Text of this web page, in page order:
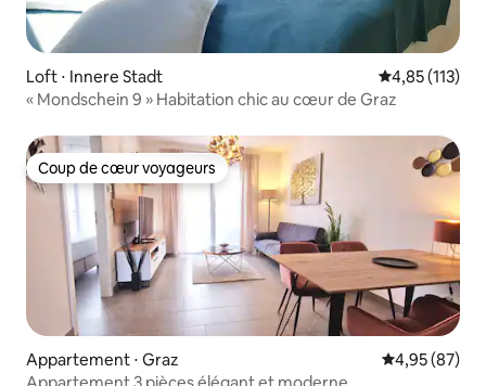
Loft ⋅ Innere Stadt Évaluation
4,85 (113)
« Mondschein 9 » Habitation chic au cœur de Graz
Coup de cœur voyageurs
Coup de cœur voyageurs
Appartement ⋅ Graz Évaluation
4,95 (87)